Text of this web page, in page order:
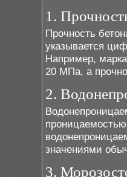
1.
Прочность
указывается
Например, марка
20 МПа, а
2.
значениями
3.